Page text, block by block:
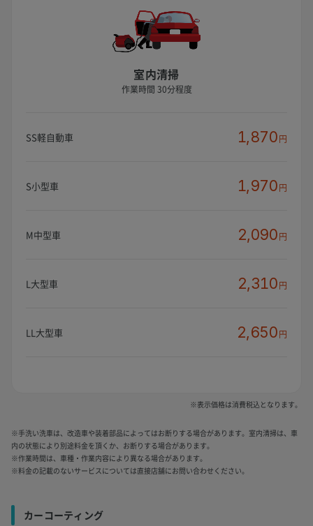
室内清掃
作業時間 30分程度
SS軽自動車 1,870円
S小型車 1,970円
M中型車 2,090円
L大型車 2,310円
LL大型車 2,650円
※表示価格は消費税込となります。
※手洗い洗車は、改造車や装着部品によってはお断りする場合があります。室内清掃は、車
内の状態により別途料金を頂くか、お断りする場合があります。
※作業時間は、車種・作業内容により異なる場合があります。
※料金の記載のないサービスについては直接店舗にお問い合わせください。
カーコーティング